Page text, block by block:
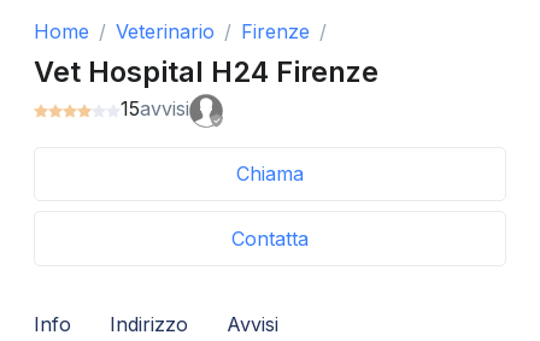
Home Veterinario Firenze
Vet Hospital H24 Firenze
15avvisi
Chiama
Contatta
Info Indirizzo Avvisi